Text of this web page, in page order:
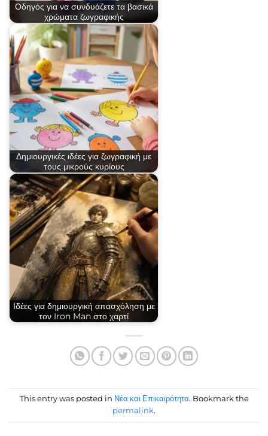
Οδηγός για να συνδυάζετε τα βασικά
χρώματα ζωγραφικής
Δημιουργικές ιδέες για ζωγραφική με
τους μικρούς κυρίους
Ιδέες για δημιουργική απασχόληση με
τον Iron Man στο χαρτί
This entry was posted in Νέα και Επικαιρότητα. Bookmark the
permalink.